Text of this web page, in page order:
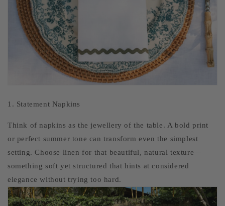
1. Statement Napkins
Think of napkins as the jewellery of the table. A bold print
or perfect summer tone can transform even the simplest
setting. Choose linen for that beautiful, natural texture—
something soft yet structured that hints at considered
elegance without trying too hard.